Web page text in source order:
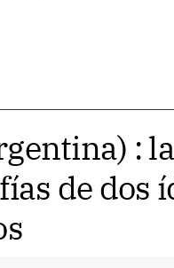
:
de dos